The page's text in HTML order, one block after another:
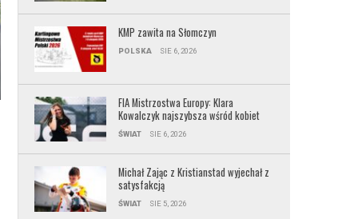
KMP zawita na Słomczyn
POLSKA SIE 6, 2026
FIA Mistrzostwa Europy: Klara
Kowalczyk najszybsza wśród kobiet
ŚWIAT SIE 6, 2026
Michał Zając z Kristianstad wyjechał z
satysfakcją
ŚWIAT SIE 5, 2026